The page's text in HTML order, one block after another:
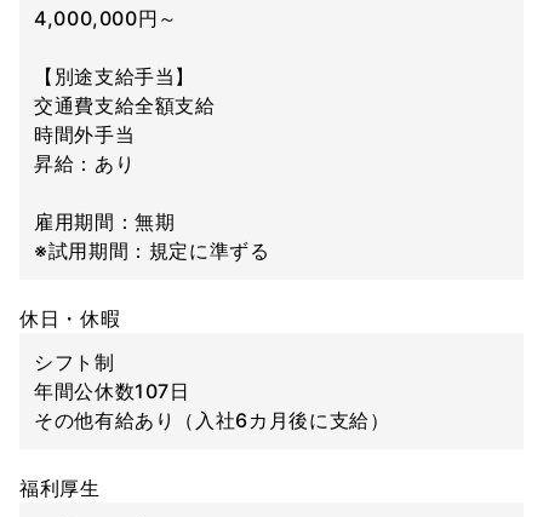
4,000,000円～
【別途支給手当】
交通費支給全額支給
時間外手当
昇給：あり
雇用期間：無期
※試用期間：規定に準ずる
休日・休暇
シフト制
年間公休数107日
その他有給あり（入社6カ月後に支給）
福利厚生